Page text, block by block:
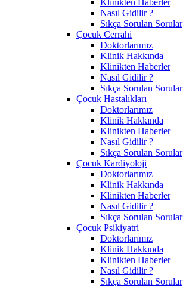
Nasıl Gidilir ?
Sıkça Sorulan Sorular
Çocuk Cerrahi
Doktorlarımız
Klinik Hakkında
Klinikten Haberler
Nasıl Gidilir ?
Sıkça Sorulan Sorular
Çocuk Hastalıkları
Doktorlarımız
Klinik Hakkında
Klinikten Haberler
Nasıl Gidilir ?
Sıkça Sorulan Sorular
Çocuk Kardiyoloji
Doktorlarımız
Klinik Hakkında
Klinikten Haberler
Nasıl Gidilir ?
Sıkça Sorulan Sorular
Çocuk Psikiyatri
Doktorlarımız
Klinik Hakkında
Klinikten Haberler
Nasıl Gidilir ?
Sıkça Sorulan Sorular